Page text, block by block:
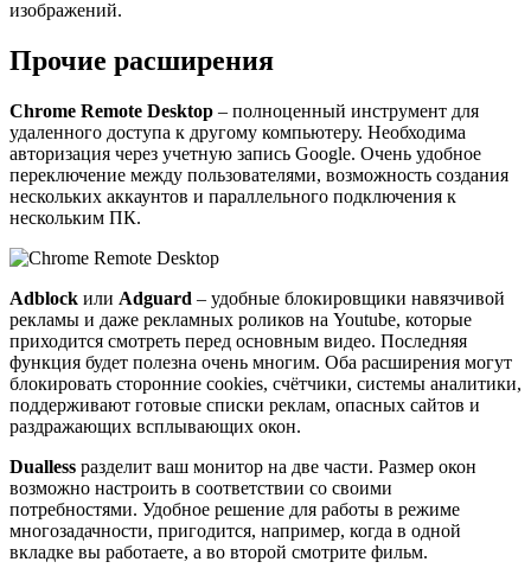
изображений.
Прочие расширения
Chrome Remote Desktop – полноценный инструмент для
удаленного доступа к другому компьютеру. Необходима
авторизация через учетную запись Google. Очень удобное
переключение между пользователями, возможность создания
нескольких аккаунтов и параллельного подключения к
нескольким ПК.
Adblock или Adguard – удобные блокировщики навязчивой
рекламы и даже рекламных роликов на Youtube, которые
приходится смотреть перед основным видео. Последняя
функция будет полезна очень многим. Оба расширения могут
блокировать сторонние cookies, счётчики, системы аналитики,
поддерживают готовые списки реклам, опасных сайтов и
раздражающих всплывающих окон.
Dualless разделит ваш монитор на две части. Размер окон
возможно настроить в соответствии со своими
потребностями. Удобное решение для работы в режиме
многозадачности, пригодится, например, когда в одной
вкладке вы работаете, а во второй смотрите фильм.